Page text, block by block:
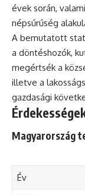
évek során,
népsűrűség
A bemutatott
a döntéshozók,
megértsék a
illetve a
gazdasági
Magyarország
Év